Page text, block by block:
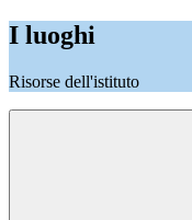
I luoghi
Risorse dell'istituto